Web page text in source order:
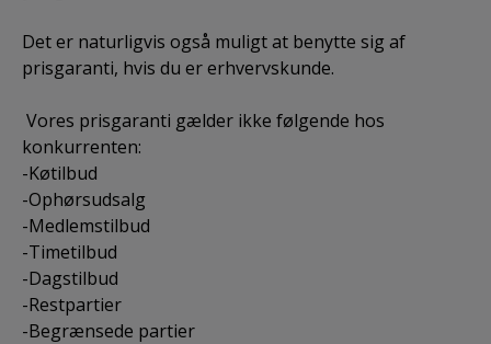
Det er naturligvis også muligt at benytte sig af
prisgaranti, hvis du er erhvervskunde.
Vores prisgaranti gælder ikke følgende hos
konkurrenten:
-Køtilbud
-Ophørsudsalg
-Medlemstilbud
-Timetilbud
-Dagstilbud
-Restpartier
-Begrænsede partier